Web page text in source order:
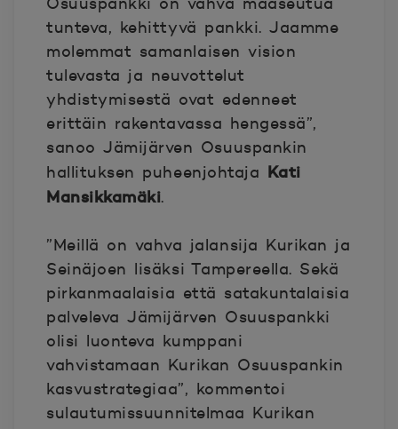
tunteva, kehittyvä pankki. Jaamme
molemmat samanlaisen vision
tulevasta ja neuvottelut
yhdistymisestä ovat edenneet
erittäin rakentavassa hengessä”,
sanoo Jämijärven Osuuspankin
hallituksen puheenjohtaja Kati
Mansikkamäki.
”Meillä on vahva jalansija Kurikan ja
Seinäjoen lisäksi Tampereella. Sekä
pirkanmaalaisia että satakuntalaisia
palveleva Jämijärven Osuuspankki
olisi luonteva kumppani
vahvistamaan Kurikan Osuuspankin
kasvustrategiaa”, kommentoi
sulautumissuunnitelmaa Kurikan